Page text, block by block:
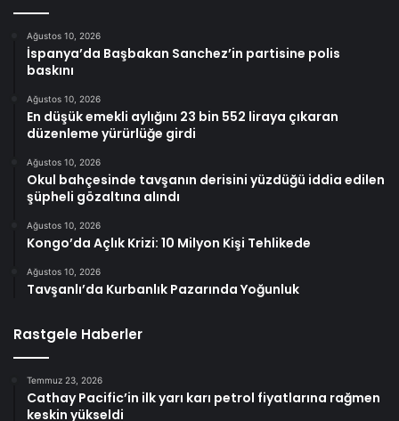
Ağustos 10, 2026
İspanya’da Başbakan Sanchez’in partisine polis
baskını
Ağustos 10, 2026
En düşük emekli aylığını 23 bin 552 liraya çıkaran
düzenleme yürürlüğe girdi
Ağustos 10, 2026
Okul bahçesinde tavşanın derisini yüzdüğü iddia edilen
şüpheli gözaltına alındı
Ağustos 10, 2026
Kongo’da Açlık Krizi: 10 Milyon Kişi Tehlikede
Ağustos 10, 2026
Tavşanlı’da Kurbanlık Pazarında Yoğunluk
Rastgele Haberler
Temmuz 23, 2026
Cathay Pacific’in ilk yarı karı petrol fiyatlarına rağmen
keskin yükseldi